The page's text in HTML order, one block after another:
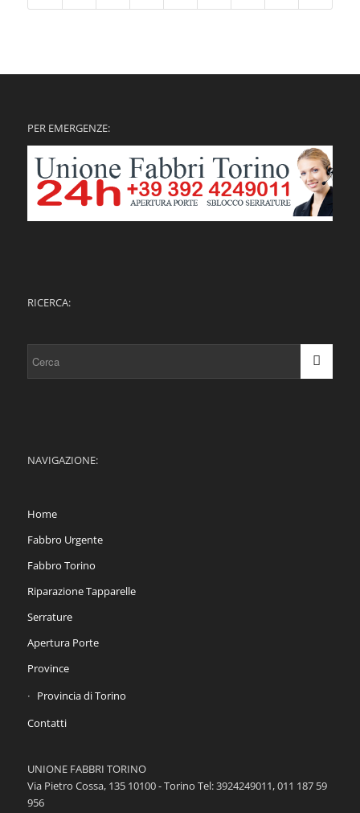
PER EMERGENZE:
RICERCA:
NAVIGAZIONE:
Home
Fabbro Urgente
Fabbro Torino
Riparazione Tapparelle
Serrature
Apertura Porte
Province
Provincia di Torino
Contatti
UNIONE FABBRI TORINO
Via Pietro Cossa, 135 10100 - Torino Tel: 3924249011, 011 187 59
956